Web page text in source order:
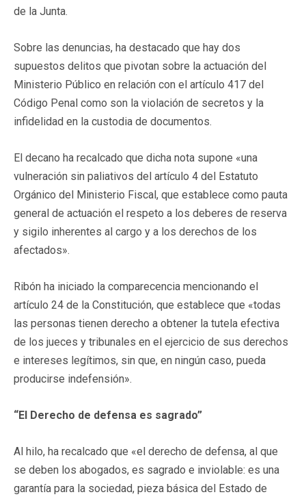
de la Junta.
Sobre las denuncias, ha destacado que hay dos
supuestos delitos que pivotan sobre la actuación del
Ministerio Público en relación con el artículo 417 del
Código Penal como son la violación de secretos y la
infidelidad en la custodia de documentos.
El decano ha recalcado que dicha nota supone «una
vulneración sin paliativos del artículo 4 del Estatuto
Orgánico del Ministerio Fiscal, que establece como pauta
general de actuación el respeto a los deberes de reserva
y sigilo inherentes al cargo y a los derechos de los
afectados».
Ribón ha iniciado la comparecencia mencionando el
artículo 24 de la Constitución, que establece que «todas
las personas tienen derecho a obtener la tutela efectiva
de los jueces y tribunales en el ejercicio de sus derechos
e intereses legítimos, sin que, en ningún caso, pueda
producirse indefensión».
“El Derecho de defensa es sagrado”
Al hilo, ha recalcado que «el derecho de defensa, al que
se deben los abogados, es sagrado e inviolable: es una
garantía para la sociedad, pieza básica del Estado de